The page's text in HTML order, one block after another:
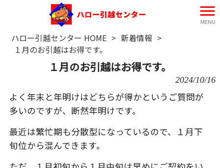
MENU
ハロー引越センター HOME > 新着情報 >
１月のお引越はお得です。
１月のお引越はお得です。
2024/10/16
よく年末と年明けはどちらが得かというご質問が
多いのですが、断然年明けです。
最近は繁忙期も分散型になっているので、１月下
旬位から混んできます。